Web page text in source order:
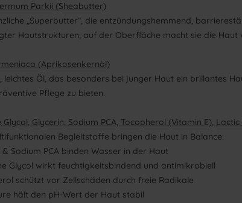
Parkii (Sheabutter)
„Superbutter“, die entzündungshemmend,
Hautstrukturen, auf der Oberfläche macht sie die Haut
(Aprikosenkernöl)
leichtes Öl, das besonders bei junger Haut ein brillantes
Pflege zu bieten.
Glycol, Glycerin, Sodium PCA, Tocopherol (Vitamin E),
Begleitstoffe bringen die Haut in Balance:
& Sodium PCA binden Wasser in der Haut
Glycol wirkt feuchtigkeitsbindend und antimikrobiell
schützt vor Zellschäden durch freie Radikale
hält den pH-Wert der Haut stabil